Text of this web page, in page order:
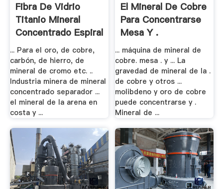
Fibra De Vidrio
Titanio Mineral
Concentrado Espiral
...
... Para el oro, de cobre,
carbón, de hierro, de
mineral de cromo etc. ..
Industria minera de mineral
concentrado separador ...
el mineral de la arena en
costa y ...
El Mineral De Cobre
Para Concentrarse
Mesa Y .
... máquina de mineral de
cobre. mesa . y ... La
gravedad de mineral de la .
de cobre y otros ...
molibdeno y oro de cobre
puede concentrarse y .
Mineral de ...